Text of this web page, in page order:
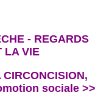
- REGARDS
LA VIE
sociale >>